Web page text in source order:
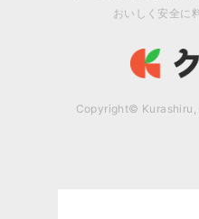
おいしく安全に
Copyright© Kurashiru,